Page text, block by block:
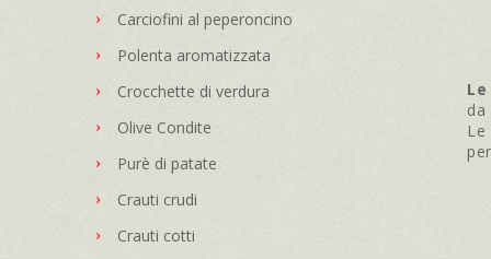
Carciofini al peperoncino
Polenta aromatizzata
Crocchette di verdura
Olive Condite
Purè di patate
Crauti crudi
Crauti cotti
da